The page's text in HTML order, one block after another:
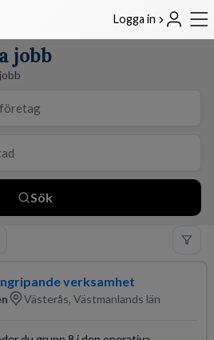
Logga in
jobb
Sök
verksamhet
Västerås, Västmanlands län